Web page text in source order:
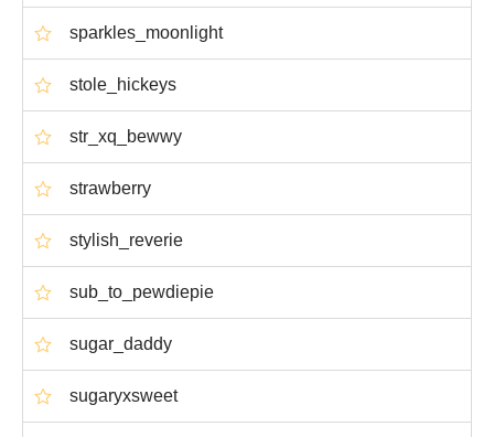
sparkles_moonlight
stole_hickeys
str_xq_bewwy
strawberry
stylish_reverie
sub_to_pewdiepie
sugar_daddy
sugaryxsweet